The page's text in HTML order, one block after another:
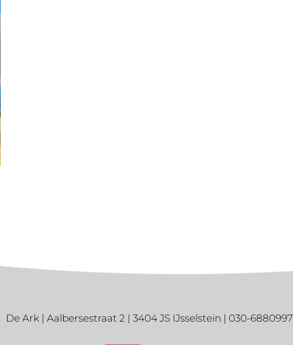
De Ark | Aalbersestraat 2 | 3404 JS IJsselstein | 030-6880997